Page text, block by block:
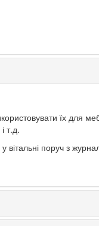
їх для
т.д.
вітальні поруч з